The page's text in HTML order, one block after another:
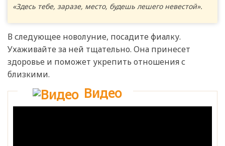
«Здесь тебе, заразе, место, будешь лешего невестой».
В следующее новолуние, посадите фиалку.
Ухаживайте за ней тщательно. Она принесет
здоровье и поможет укрепить отношения с
близкими.
Видео